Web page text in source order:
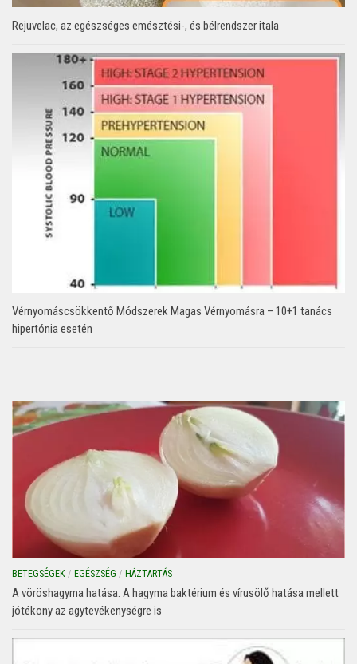
Rejuvelac, az egészséges emésztési-, és bélrendszer itala
Vérnyomáscsökkentő Módszerek Magas Vérnyomásra – 10+1 tanács
hipertónia esetén
BETEGSÉGEK / EGÉSZSÉG / HÁZTARTÁS
A vöröshagyma hatása: A hagyma baktérium és vírusölő hatása mellett
jótékony az agytevékenységre is